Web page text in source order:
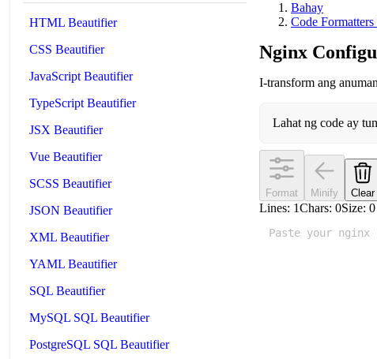
HTML Beautifier
CSS Beautifier
JavaScript Beautifier
TypeScript Beautifier
JSX Beautifier
Vue Beautifier
SCSS Beautifier
JSON Beautifier
XML Beautifier
YAML Beautifier
SQL Beautifier
MySQL SQL Beautifier
PostgreSQL SQL Beautifier
Bahay
Code
Nginx
I-transform ang
Lahat ng code ay
Format Minify Clear
Lines: 1Chars: 0Size: 0